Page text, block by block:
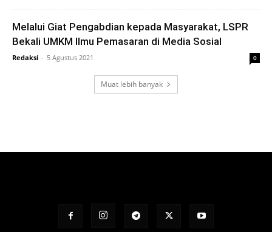
Melalui Giat Pengabdian kepada Masyarakat, LSPR
Bekali UMKM Ilmu Pemasaran di Media Sosial
Redaksi - 5 Agustus 2021 0
Muat lebih banyak